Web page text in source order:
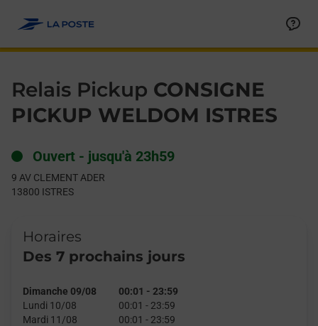
Relais Pickup CONSIGNE
PICKUP WELDOM ISTRES
Ouvert - jusqu'à 23h59
9 AV CLEMENT ADER
13800 ISTRES
Horaires
Des 7 prochains jours
Dimanche 09/08 00:01 - 23:59
Lundi 10/08
00:01 - 23:59
Mardi 11/08
00:01 - 23:59